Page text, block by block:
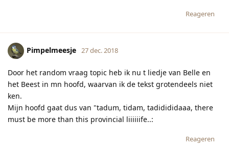
handbereik. Nu moet ik opstaan als ik wil dat ze voor mij gaat
Pietje1987
Famofthree,Klaver,Vulpen, en2anderevinden dit leuk
Marshmallow 28 dec. 2018
Ik heb honger, maar geen zin om brood te smeren. Koekjes
liggen op de salontafel, maar geen zin om op te staan.